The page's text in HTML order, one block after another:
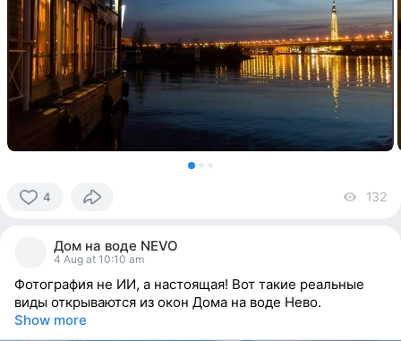
4 132
Дом на воде NEVO
4 Aug at 10:10 am
Фотография не ИИ, а настоящая! Вот такие реальные
виды открываются из окон Дома на воде Нево.
Show more